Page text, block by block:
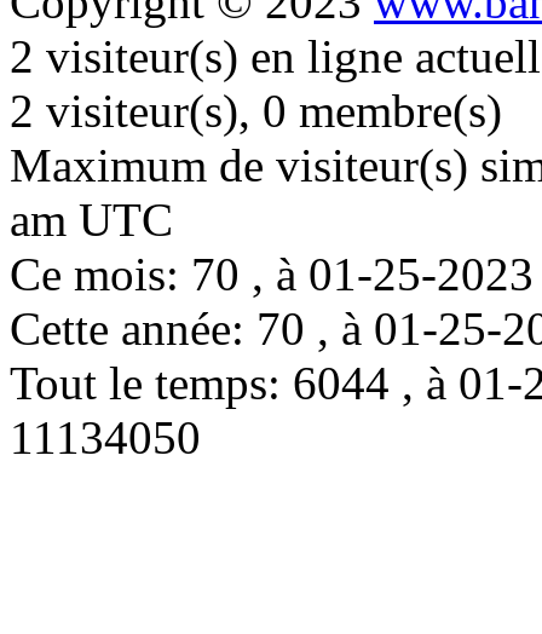
2 visiteur(s) en ligne
2 visiteur(s), 0 membre(s)
Maximum de visiteur(s)
am UTC
Ce mois: 70 , à 01-25-
Cette année: 70 , à 01-25-
Tout le temps: 6044 , à
11134050